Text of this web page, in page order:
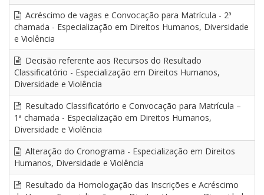
Acréscimo de vagas e Convocação para Matrícula - 2ª
chamada - Especialização em Direitos Humanos, Diversidade
e Violência
Decisão referente aos Recursos do Resultado
Classificatório - Especialização em Direitos Humanos,
Diversidade e Violência
Resultado Classificatório e Convocação para Matrícula –
1ª chamada - Especialização em Direitos Humanos,
Diversidade e Violência
Alteração do Cronograma - Especialização em Direitos
Humanos, Diversidade e Violência
Resultado da Homologação das Inscrições e Acréscimo